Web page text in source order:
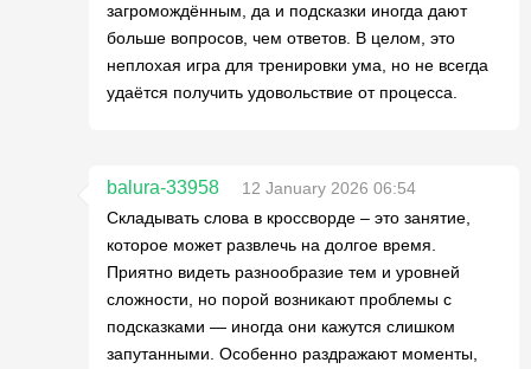
загромождённым, да и подсказки иногда дают
больше вопросов, чем ответов. В целом, это
неплохая игра для тренировки ума, но не всегда
удаётся получить удовольствие от процесса.
balura-33958
12 January 2026 06:54
Складывать слова в кроссворде – это занятие,
которое может развлечь на долгое время.
Приятно видеть разнообразие тем и уровней
сложности, но порой возникают проблемы с
подсказками — иногда они кажутся слишком
запутанными. Особенно раздражают моменты,